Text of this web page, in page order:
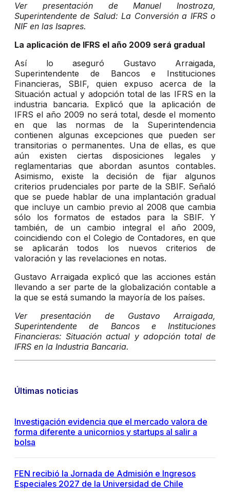
Ver presentación de Manuel Inostroza,
Superintendente de Salud: La Conversión a IFRS o
NIF en las Isapres.
La aplicación de IFRS el año 2009 será gradual
Así lo aseguró Gustavo Arraigada,
Superintendente de Bancos e Instituciones
Financieras, SBIF, quien expuso acerca de la
Situación actual y adopción total de las IFRS en la
industria bancaria. Explicó que la aplicación de
IFRS el año 2009 no será total, desde el momento
en que las normas de la Superintendencia
contienen algunas excepciones que pueden ser
transitorias o permanentes. Una de ellas, es que
aún existen ciertas disposiciones legales y
reglamentarias que abordan asuntos contables.
Asimismo, existe la decisión de fijar algunos
criterios prudenciales por parte de la SBIF. Señaló
que se puede hablar de una implantación gradual
que incluye un cambio previo al 2008 que cambia
sólo los formatos de estados para la SBIF. Y
también, de un cambio integral el año 2009,
coincidiendo con el Colegio de Contadores, en que
se aplicarán todos los nuevos criterios de
valoración y las revelaciones en notas.
Gustavo Arraigada explicó que las acciones están
llevando a ser parte de la globalización contable a
la que se está sumando la mayoría de los países.
Ver presentación de Gustavo Arraigada,
Superintendente de Bancos e Instituciones
Financieras: Situación actual y adopción total de
IFRS en la Industria Bancaria.
Últimas noticias
Investigación evidencia que el mercado valora de
forma diferente a unicornios y startups al salir a
bolsa
FEN recibió la Jornada de Admisión e Ingresos
Especiales 2027 de la Universidad de Chile